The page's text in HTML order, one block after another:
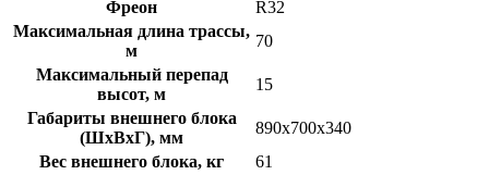
Фреон
R32
Максимальная длина трассы,
м
70
Максимальный перепад
высот, м
15
Габариты внешнего блока
(ШхВхГ), мм
890х700х340
Вес внешнего блока, кг
61